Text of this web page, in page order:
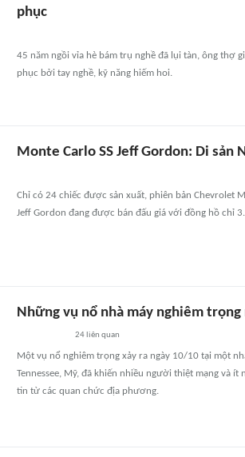
phục
45 năm ngồi vỉa hè bám trụ nghề đã lụi tàn, ông thợ
phục bởi tay nghề, kỹ năng hiếm hoi.
Monte Carlo SS Jeff Gordon: Di sản
Chỉ có 24 chiếc được sản xuất, phiên bản Chevrolet
Jeff Gordon đang được bán đấu giá với đồng hồ chỉ
Những vụ nổ nhà máy nghiêm
24liên quan
Một vụ nổ nghiêm trọng xảy ra ngày 10/10 tại một
Tennessee, Mỹ, đã khiến nhiều người thiệt mạng và
tin từ các quan chức địa phương.